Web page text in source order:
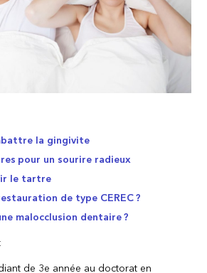
la gingivite
pour un sourire radieux
le tartre
de type CEREC ?
malocclusion dentaire ?
de 3e année au doctorat en